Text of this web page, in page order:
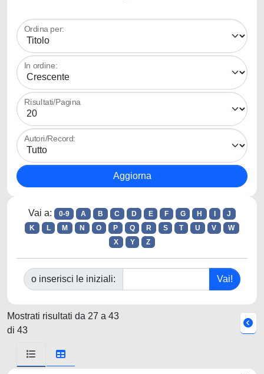
Ordina per:
In ordine:
Risultati/Pagina
Autori/Record:
Vai a: 0-9 A B C D E F G H
J
K
L M N O P Q R S T U V
W
X
Y Z
o inserisci le iniziali:
Mostrati risultati da 27 a 43
di 43